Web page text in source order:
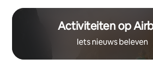
Activiteiten op
Iets nieuws beleven